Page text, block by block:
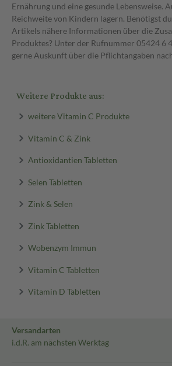
Ernährung und eine gesunde Lebensweise.
Reichweite von Kindern lagern. Benötigst
Artikels nähere Informationen über die
Produktes? Unter der Rufnummer 05424 6
gerne Auskunft über die Pflichtangaben
Weitere Produkte aus:
weitere Vitamin C Produkte
Vitamin C & Zink
Antioxidantien Tabletten
Selen Tabletten
Zink & Selen
Zink Tabletten
Wobenzym Immun
Vitamin C Tabletten
Vitamin D Tabletten
Versandarten
i.d.R. am nächsten Werktag